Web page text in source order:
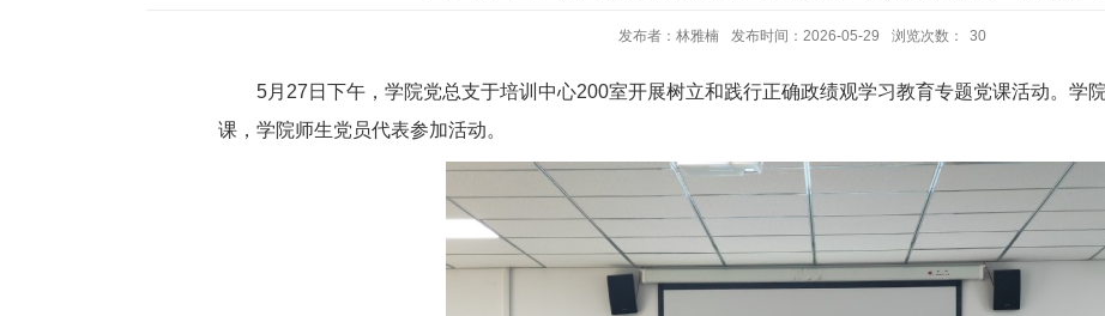
发布者：林雅楠 发布时间：2026-05-29 浏览次数： 30
5月 27 日下午，学院党总支于培训中心200室开展树立和践行正确政绩观学习教育专题党课活动。学
课，学院师生党员代表参加活动。